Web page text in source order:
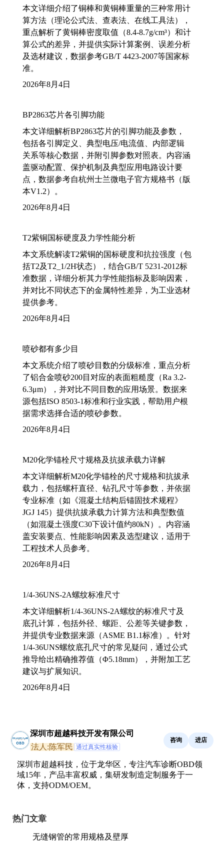
本文详细介绍了铜棒和黄铜棒重量的三种常用计
算方法（理论公式法、查表法、在线工具法），
重点解析了黄铜棒密度取值（8.4-8.7g/cm³）和计
算公式的差异，并提供实际计算案例、误差分析
及选材建议，数据参考GB/T 4423-2007等国家标
准。
2026年8月4日
BP2863芯片各引脚功能
本文详细解析BP2863芯片的引脚功能及参数，
包括各引脚定义、典型电压/电流值、内部逻辑
关系等核心数据，并附引脚参数对照表。内容涵
盖驱动配置、保护机制及典型应用电路设计要
点，数据参考自杭州士兰微电子官方规格书（版
本V1.2）。
2026年8月4日
T2紫铜国标硬度及力学性能分析
本文系统解读T2紫铜的国标硬度和抗拉强度（包
括T2及T2_1/2H状态），结合GB/T 5231-2012标
准数据，详细分析其力学性能指标及影响因素，
并对比不同状态下的金属特性差异，为工业选材
提供参考。
2026年8月4日
喷砂都有多少目
本文系统介绍了喷砂目数的分级标准，重点分析
了铝合金喷砂200目对应的表面粗糙度（Ra 3.2-
6.3μm），并对比不同目数的应用场景。数据来
源包括ISO 8503-1标准和行业实践，帮助用户根
据需求选择合适的喷砂参数。
2026年8月4日
M20化学锚栓尺寸规格及抗拔承载力详解
本文详细解析M20化学锚栓的尺寸规格和抗拔承
载力，包括螺杆直径、钻孔尺寸等参数，并依据
专业标准（如《混凝土结构后锚固技术规程》
JGJ 145）提供抗拔承载力计算方法和典型数值
（如混凝土强度C30下设计值约80kN）。内容涵
盖安装要点、性能影响因素及选型建议，适用于
工程技术人员参考。
2026年8月4日
1/4-36UNS-2A螺纹标准尺寸
本文详细解析1/4-36UNS-2A螺纹的标准尺寸及
底孔计算，包括外径、螺距、公差等关键参数，
并提供专业数据来源（ASME B1.1标准）。针对
1/4-36UNS螺纹底孔尺寸的常见疑问，通过公式
推导给出精确推荐值（Φ5.18mm），并附加工艺
建议与扩展知识。
2026年8月4日
深圳市超越科技开发有限公司
法人:陈军民 通过真实性核验
咨询 进店
深圳市超越科技，位于龙华区，专注汽车诊断OBD领
域15年，产品丰富权威，集研发制造定制服务于一
体，支持ODM/OEM。
热门文章
无缝钢管的常用规格及壁厚